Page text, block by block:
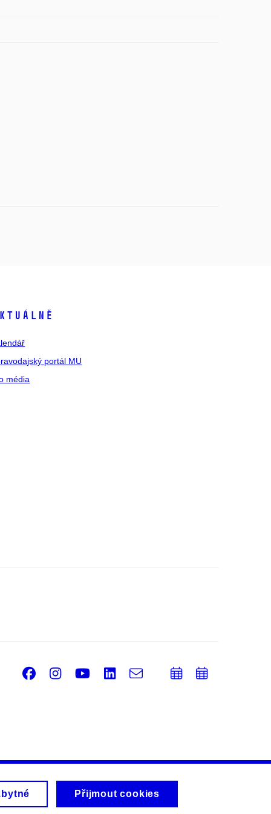
portál MU
média
Facebook
Instagram
Youtube
LinkedIn
e-
Email
PřidatPřidat
Přijmout cookies